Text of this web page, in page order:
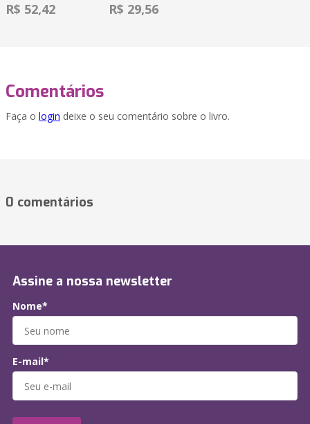
R$ 52,42 R$ 29,56
Comentários
Faça o login deixe o seu comentário sobre o livro.
0 comentários
Assine a nossa newsletter
Nome*
E-mail*